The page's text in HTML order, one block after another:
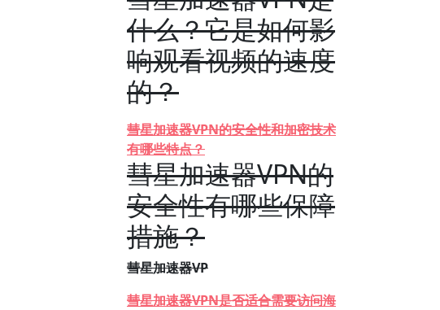
什么？它是如何影
响观看视频的速度
的？
彗星加速器VPN的安全性和加密技术
有哪些特点？
彗星加速器VPN的
安全性有哪些保障
措施？
彗星加速器VP
彗星加速器VPN是否适合需要访问海